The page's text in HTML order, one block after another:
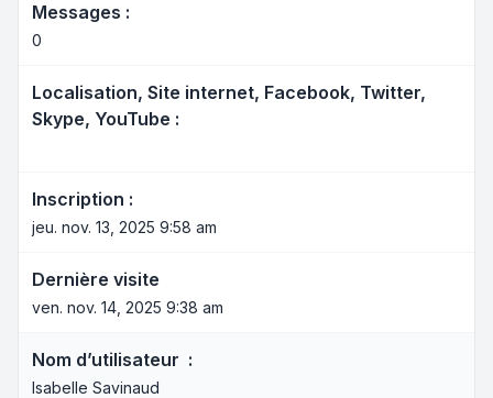
Messages :
0
Localisation, Site internet, Facebook, Twitter,
Skype, YouTube :
Inscription :
jeu. nov. 13, 2025 9:58 am
Dernière visite
ven. nov. 14, 2025 9:38 am
Nom d’utilisateur :
Isabelle Savinaud